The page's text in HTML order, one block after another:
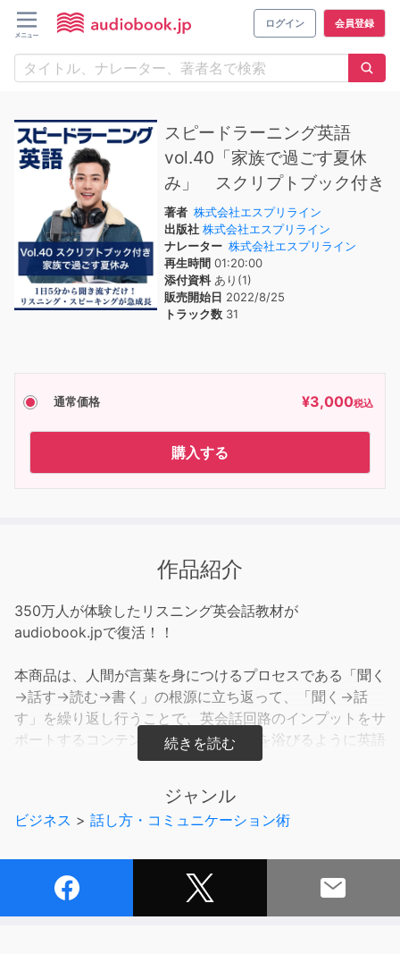
ログイン 会員登録
スピードラーニング英語
vol.40「家族で過ごす夏休
み」 スクリプトブック付き
著者 株式会社エスプリライン
出版社 株式会社エスプリライン
ナレーター 株式会社エスプリライン
再生時間 01:20:00
添付資料あり(1)
販売開始日 2022/8/25
トラック数 31
通常価格 ¥3,000税込
購入する
作品紹介
350万人が体験したリスニング英会話教材が
audiobook.jpで復活！！
本商品は、人間が言葉を身につけるプロセスである「聞く
→話す→読む→書く」の根源に立ち返って、「聞く→話
す」を繰り返し行うことで、英会話回路のインプットをサ
ポートするコンテンツです。シャワーを浴びるように英語
を聞き流して習慣化させることで、頭の中に英語が自然と
背景に流れる心地よい音楽とともに英語を浴びるように聴
「スピードラーニング英語」作品一覧
ジャンル
ビジネス > 話し方・コミュニケーション術